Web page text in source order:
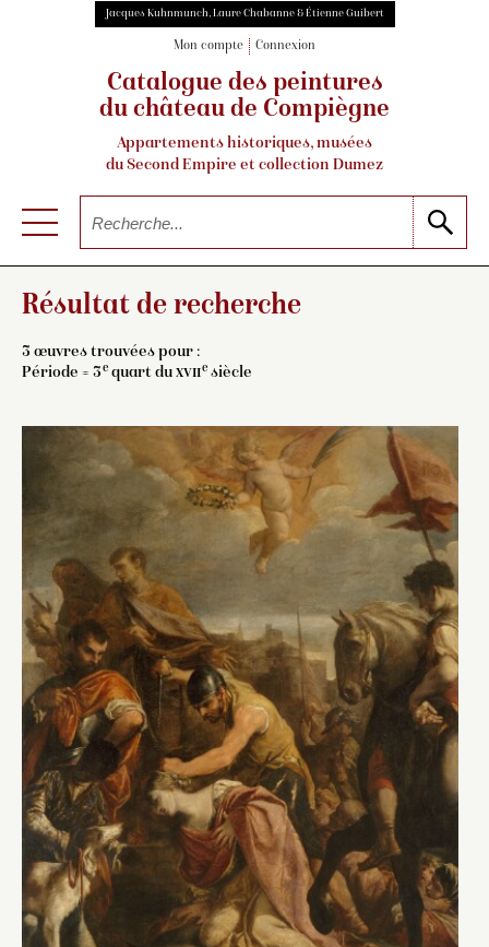
Jacques Kuhnmunch, Laure Chabanne & Étienne Guibert
Mon compte Connexion
Catalogue des peintures
du château de Compiègne
Appartements historiques, musées
du Second Empire et collection Dumez
Résultat de recherche
3 œuvres trouvées pour :
Période = 3e quart duxviie siècle